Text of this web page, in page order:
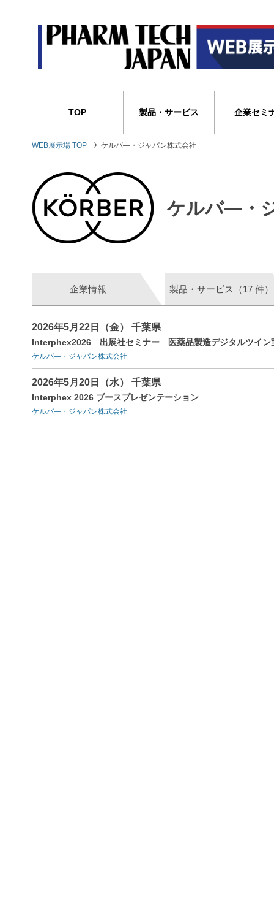
TOP 製品・サービス 企業セミ
WEB展示場 TOP ケルバ―・ジャパン株式会社
ケルバ―・
企業情報 製品・サービス（17 件）
2026年5月22日（金） 千葉県
Interphex2026 出展社セミナー 医薬品製造デジタルツイ
ケルバ―・ジャパン株式会社
2026年5月20日（水） 千葉県
Interphex 2026 ブースプレゼンテーション
ケルバ―・ジャパン株式会社